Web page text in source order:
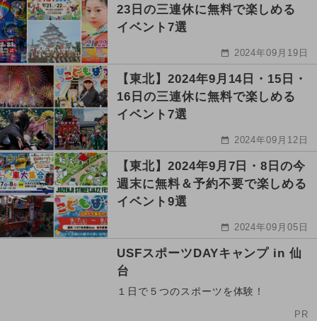
23日の三連休に無料で楽しめる
イベント7選
2024年09月19日
【東北】2024年9月14日・15日・
16日の三連休に無料で楽しめる
イベント7選
2024年09月12日
【東北】2024年9月7日・8日の今
週末に無料＆予約不要で楽しめる
イベント9選
2024年09月05日
USFスポーツDAYキャンプ in 仙
台
１日で５つのスポーツを体験！
PR